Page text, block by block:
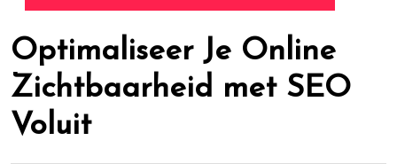
Optimaliseer Je Online
Zichtbaarheid met SEO
Voluit